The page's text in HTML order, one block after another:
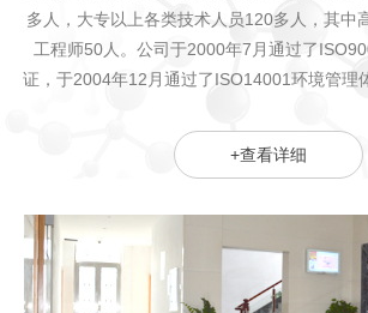
多人，大专以上各类技术人员120多人，其中
工程师50人。公司于2000年7月通过了
证，于2004年12月通过了ISO14001环境管理
+查看详细